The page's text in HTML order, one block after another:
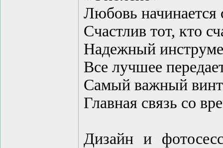
Любовь
Счастлив тот, кто
Надежный
Все лучшее
Самый важный винт
Главная связь со
Дизайн и